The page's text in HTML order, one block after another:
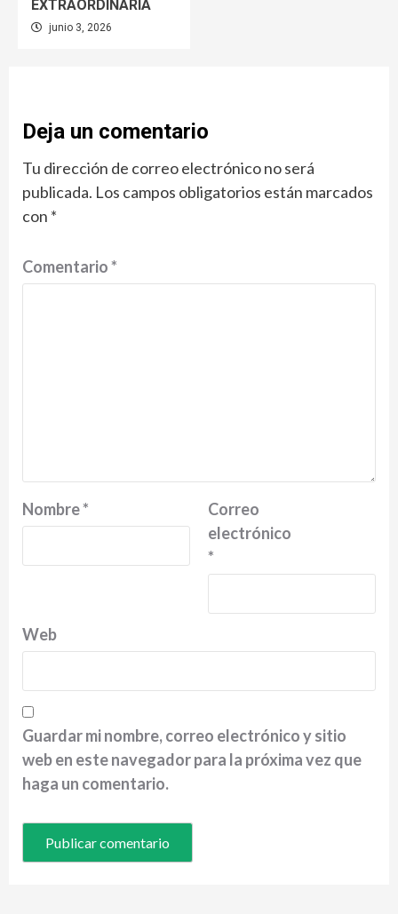
EXTRAORDINARIA
junio 3, 2026
Deja un comentario
Tu dirección de correo electrónico no será
publicada. Los campos obligatorios están marcados
con *
Comentario*
Nombre*
Correo
electrónico
*
Web
Guardar mi nombre, correo electrónico y sitio
web en este navegador para la próxima vez que
haga un comentario.